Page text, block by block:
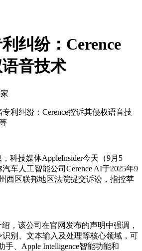
纠纷：Cerence
音技术
纠纷：Cerence控诉其侵权语音技
技媒体AppleInsider今天（9月5
车人工智能公司Cerence AI于2025年9
西区联邦地区法院提交诉讼，指控苹
该公司在官网发布的声明中强调，
别、文本输入及处理等核心领域，可
手、Apple Intelligence智能功能和